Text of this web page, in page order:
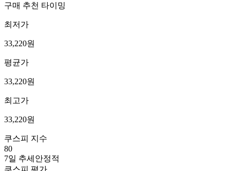
구매 추천 타이밍
최저가
33,220원
평균가
33,220원
최고가
33,220원
쿠스피 지수
80
7일 추세 안정적
쿠스피 평가